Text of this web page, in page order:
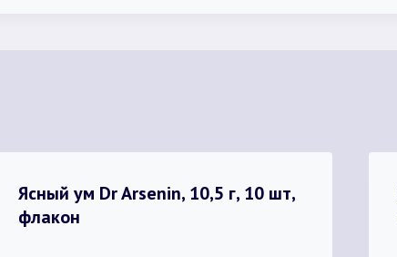
Ясный ум Dr Arsenin, 10,5 г, 10 шт,
флакон